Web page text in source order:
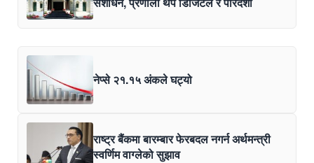
नेप्से २१.१५ अंकले घट्यो
राष्ट्र बैंकमा बारम्बार फेरबदल नगर्न अर्थमन्त्री
स्वर्णिम वाग्लेको सुझाव